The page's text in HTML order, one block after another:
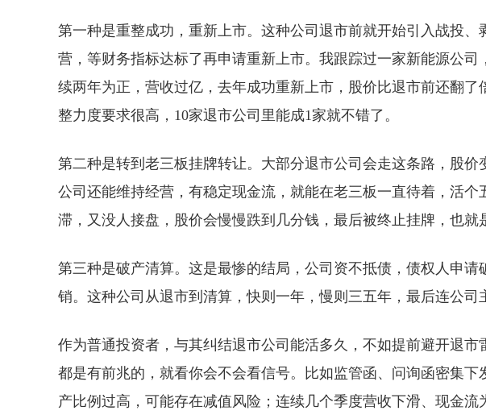
第一种是重整成功，重新上市。这种公司退市前就开始引入战投
营，等财务指标达标了再申请重新上市。我跟踪过一家新能源公
续两年为正，营收过亿，去年成功重新上市，股价比退市前还翻
整力度要求很高，10家退市公司里能成1家就不错了。
第二种是转到老三板挂牌转让。大部分退市公司会走这条路，股
公司还能维持经营，有稳定现金流，就能在老三板一直待着，活
滞，又没人接盘，股价会慢慢跌到几分钱，最后被终止挂牌，也就
第三种是破产清算。这是最惨的结局，公司资不抵债，债权人申
销。这种公司从退市到清算，快则一年，慢则三五年，最后连公司
作为普通投资者，与其纠结退市公司能活多久，不如提前避开退市
都是有前兆的，就看你会不会看信号。比如监管函、问询函密集
产比例过高，可能存在减值风险；连续几个季度营收下滑、现金